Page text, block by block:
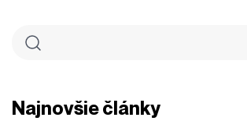
Najnovšie články